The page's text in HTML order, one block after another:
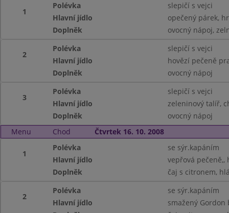
1
Polévka
slepičí s vejci
Hlavní jídlo
opečený párek,
Doplněk
ovocný nápoj,
2
Polévka
slepičí s vejci
Hlavní jídlo
hovězí pečeně
Doplněk
ovocný nápoj
3
Polévka
slepičí s vejci
Hlavní jídlo
zeleninový talíř,
Doplněk
ovocný nápoj
Menu
Chod Čtvrtek 16. 10. 2008
1
Polévka
se sýr.kapáním
Hlavní jídlo
vepřová pečeně,,
Doplněk
čaj s citronem,
2
Polévka
se sýr.kapáním
Hlavní jídlo
smažený